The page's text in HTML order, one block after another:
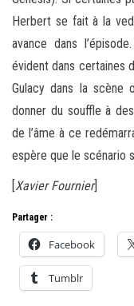
Herbert se fait à la
avance dans
évident dans certaines
Gulacy dans la scène
donner du souffle à
de l’âme à ce
espère que le scénario
[Xavier Fournier]
Partager :
Facebook
Tumblr